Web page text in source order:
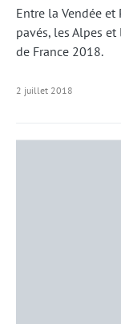
Entre la Vendée et
pavés, les Alpes
de France 2018.
2 juillet 2018